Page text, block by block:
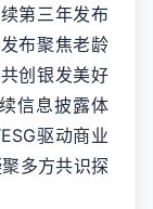
第三年发布
布聚焦老龄
创银发美好
信息披露体
驱动商业
多方共识探